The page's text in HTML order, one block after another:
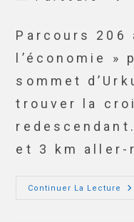
Parcours 206
l’économie »
sommet
trouver la
et 3 km aller-
Continuer La Lecture